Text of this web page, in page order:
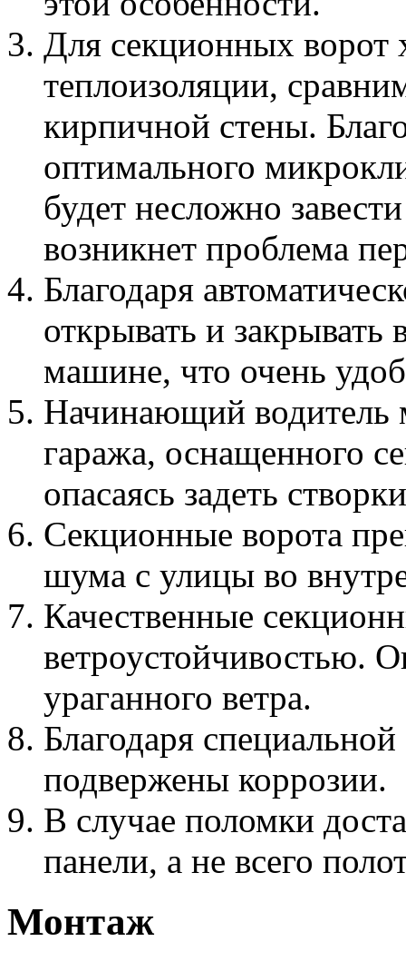
Для секционных ворот
теплоизоляции,
кирпичной стены.
оптимального
будет несложно
возникнет проблема
Благодаря
открывать и закрывать
машине, что очень
Начинающий водитель
гаража, оснащенного
опасаясь задеть
Секционные ворота
шума с улицы во
Качественные
ветроустойчивостью.
ураганного ветра.
Благодаря
подвержены коррозии.
В случае поломки
панели, а не всего
Монтаж